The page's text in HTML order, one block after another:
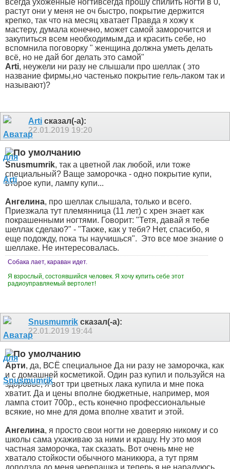
растут они у меня не оч быстро, покрытие держится
крепко, так что на месяц хватает Правда я хожу к
мастеру, думала конечно, может самой заморочится и
закупиться всем необходимым,да и красить себе, но
вспомнила поговорку " женщина должна уметь делать
всё, но не дай бог делать это самой"
Arti, неужели ни разу не слышали про шеллак ( это
название фирмы,но частенько покрытие гель-лаком так и
называют)?
Arti сказал(-а):
22.01.2019 19:20
Snusmumrik, так а цветной лак любой, или тоже
специальный? Ваще заморочка - одно покрытие купи,
второе купи, лампу купи...
Ангелина, про шеллак слышала, только и всего.
Приезжала тут племянница (11 лет) с хрен знает как
покрашенными ногтями. Говорит: "Тетя, давай я тебе
шеллак сделаю?" - "Также, как у тебя? Нет, спасибо, я
еще подожду, пока ты научишься". Это все мое знание о
шеллаке. Не интересовалась.
Собака лает, караван идет.
Я взрослый, состоявшийся человек. Я хочу купить себе этот
радиоуправляемый вертолет!
Snusmumrik сказал(-а):
22.01.2019 19:44
Арти, да, ВСЁ специальное Да ни разу не заморочка, как
и с домашней косметикой. Один раз купил и пользуйся на
здоровье, я вот три цветных лака купила и мне пока
хватит. Да и цены вполне бюджетные, например, моя
лампа стоит 700р., есть конечно профессиональные
всякие, но мне для дома вполне хватит и этой.
Ангелина, я просто свои ногти не доверяю никому и со
школы сама ухаживаю за ними и крашу. Ну это моя
частная заморочка, так сказать. Вот очень мне не
хватало стойкости обычного маникюра, а тут прям